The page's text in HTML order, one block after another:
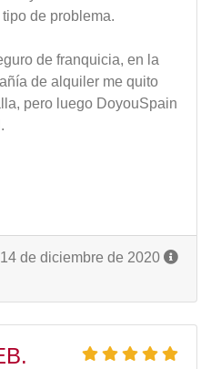
de problema.
de franquicia, en la
de alquiler me quito
pero luego DoyouSpain
de diciembre de 2020